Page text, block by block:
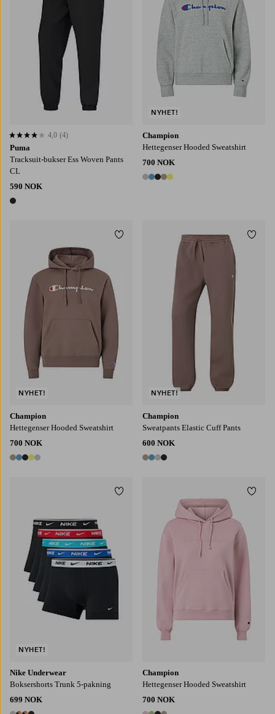
Puma
Tracksuit-bukser Ess Woven Pants
CL
590 NOK
1 farge
4,0 basert på 4 karaktergivninger
4,0 (4)
Champion
Hettegenser Hooded Sweatshirt
700 NOK
5 farger
NYHET!
Champion
Hettegenser Hooded Sweatshirt
700 NOK
5 farger
NYHET!
Legg til favoritter
Champion
Sweatpants Elastic Cuff Pants
600 NOK
4 farger
NYHET!
2XL
Nike Underwear
Boksershorts Trunk 5-pakning
699 NOK
NYHET!
Legg til favoritter
Champion
Hettegenser Hooded Sweatshirt
700 NOK